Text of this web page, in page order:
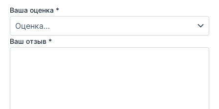
Ваша оценка *
Ваш отзыв *